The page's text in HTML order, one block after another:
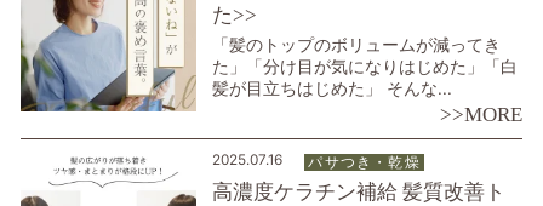
た>>
「髪のトップのボリュームが減ってき
た」「分け目が気になりはじめた」「白
髪が目立ちはじめた」 そんな...
>>MORE
2025.07.16 パサつき・乾燥
高濃度ケラチン補給 髪質改善ト